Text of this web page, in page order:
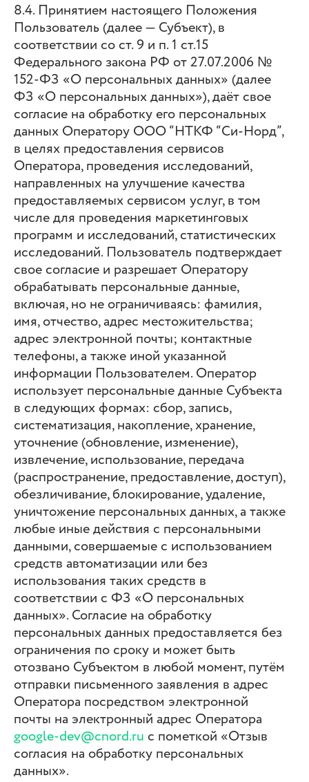
8.4. Принятием настоящего Положения
Пользователь (далее — Субъект), в
соответствии со ст. 9 и п. 1 ст.15
Федерального закона РФ от 27.07.2006 №
152-ФЗ «О персональных данных» (далее
ФЗ «О персональных данных»), даёт свое
согласие на обработку его персональных
данных Оператору ООО “НТКФ “Си-Норд”,
в целях предоставления сервисов
Оператора, проведения исследований,
направленных на улучшение качества
предоставляемых сервисом услуг, в том
числе для проведения маркетинговых
программ и исследований, статистических
исследований. Пользователь подтверждает
свое согласие и разрешает Оператору
обрабатывать персональные данные,
включая, но не ограничиваясь: фамилия,
имя, отчество, адрес местожительства;
адрес электронной почты; контактные
телефоны, а также иной указанной
информации Пользователем. Оператор
использует персональные данные Субъекта
в следующих формах: сбор, запись,
систематизация, накопление, хранение,
уточнение (обновление, изменение),
извлечение, использование, передача
(распространение, предоставление, доступ),
обезличивание, блокирование, удаление,
уничтожение персональных данных, а также
любые иные действия с персональными
данными, совершаемые с использованием
средств автоматизации или без
использования таких средств в
соответствии с ФЗ «О персональных
данных». Согласие на обработку
персональных данных предоставляется без
ограничения по сроку и может быть
отозвано Субъектом в любой момент, путём
отправки письменного заявления в адрес
Оператора посредством электронной
почты на электронный адрес Оператора
google-dev@cnord.ru с пометкой «Отзыв
согласия на обработку персональных
данных».